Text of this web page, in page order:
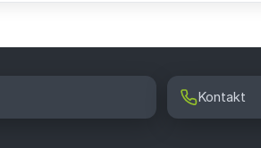
Kontakt